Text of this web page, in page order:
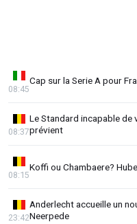
Cap sur la Serie A pour
08:45
Le Standard incapable de
prévient
08:37
Koffi ou Chambaere?
08:15
Anderlecht accueille un
Neerpede
23:42